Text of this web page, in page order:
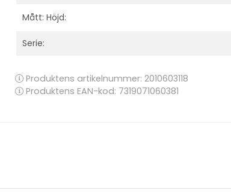
Mått: Höjd:
Serie:
Produktens artikelnummer: 2010603118
Produktens EAN-kod: 7319071060381